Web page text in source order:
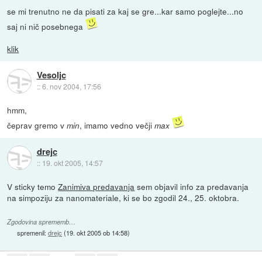
se mi trenutno ne da pisati za kaj se gre...kar samo poglejte...no
saj ni nič posebnega
klik
Vesoljc
::6. nov 2004, 17:56
hmm,
čeprav gremo vmin, imamo vedno večjimax
drejc
:: 19. okt 2005, 14:57
V sticky temoZanimiva predavanja sem objavil info za predavanja
na simpoziju za nanomateriale, ki se bo zgodil 24., 25. oktobra.
Zgodovina sprememb…
spremenil:drejc (19. okt 2005 ob 14:58)